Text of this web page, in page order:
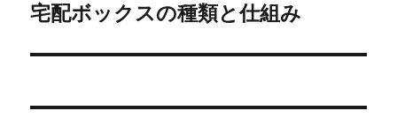
Next
宅配ボックスの種類と仕組み